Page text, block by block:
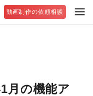
動画制作の依頼相談
月の機能ア